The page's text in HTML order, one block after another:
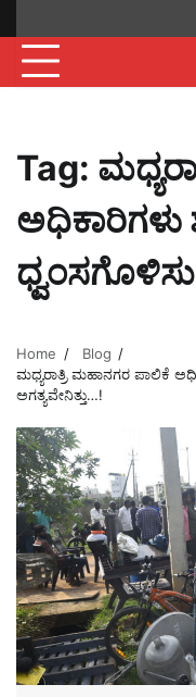
Tag:
ಅಧಿಕಾರಿಗಳು
Home
Blog
ಮಧ್ಯರಾತ್ರಿ ಮಹಾನಗರ ಪಾಲಿಕೆ
ಅಗತ್ಯವೇನಿತ್ತು…!